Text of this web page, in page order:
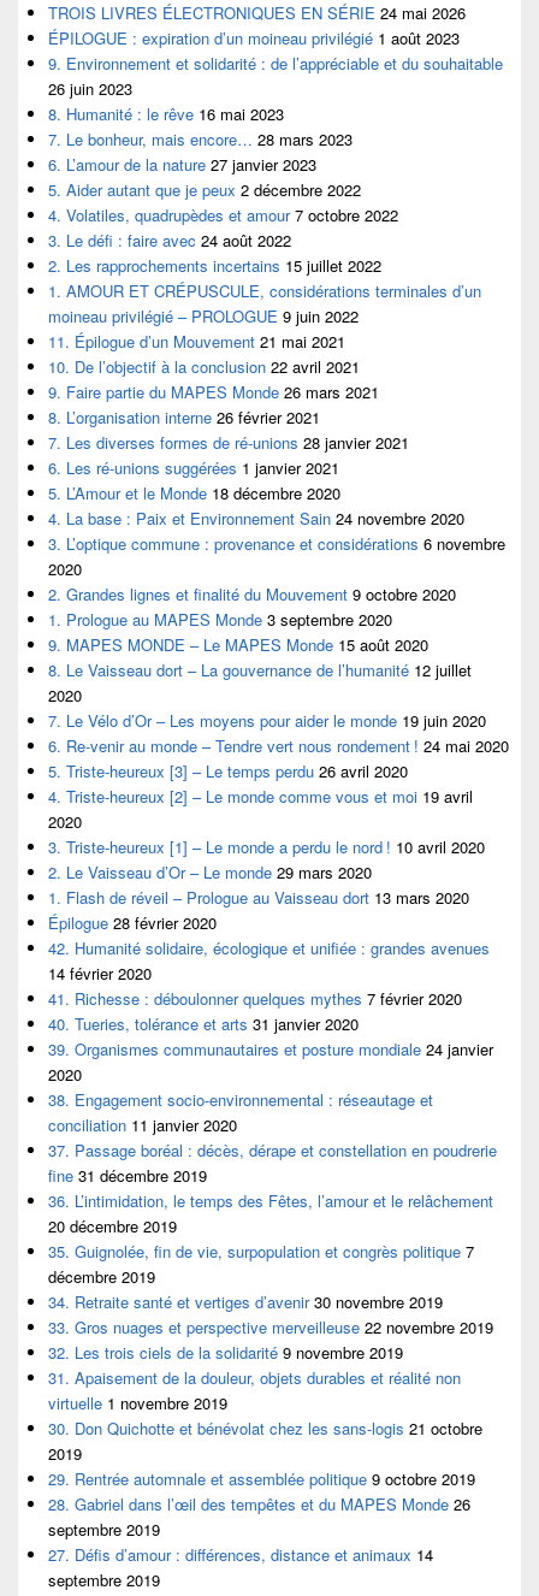
TROIS LIVRES ÉLECTRONIQUES EN SÉRIE 24 mai 2026
ÉPILOGUE : expiration d’un moineau privilégié 1 août 2023
9. Environnement et solidarité : de l’appréciable et du souhaitable
26 juin 2023
8. Humanité : le rêve 16 mai 2023
7. Le bonheur, mais encore… 28 mars 2023
6. L’amour de la nature 27 janvier 2023
5. Aider autant que je peux 2 décembre 2022
4. Volatiles, quadrupèdes et amour 7 octobre 2022
3. Le défi : faire avec 24 août 2022
2. Les rapprochements incertains 15 juillet 2022
1. AMOUR ET CRÉPUSCULE, considérations terminales d’un
moineau privilégié – PROLOGUE 9 juin 2022
11. Épilogue d’un Mouvement 21 mai 2021
10. De l’objectif à la conclusion 22 avril 2021
9. Faire partie du MAPES Monde 26 mars 2021
8. L’organisation interne 26 février 2021
7. Les diverses formes de ré-unions 28 janvier 2021
6. Les ré-unions suggérées 1 janvier 2021
5. L’Amour et le Monde 18 décembre 2020
4. La base : Paix et Environnement Sain 24 novembre 2020
3. L’optique commune : provenance et considérations 6 novembre
2020
2. Grandes lignes et finalité du Mouvement 9 octobre 2020
1. Prologue au MAPES Monde 3 septembre 2020
9. MAPES MONDE – Le MAPES Monde 15 août 2020
8. Le Vaisseau dort – La gouvernance de l’humanité 12 juillet
2020
7. Le Vélo d’Or – Les moyens pour aider le monde 19 juin 2020
6. Re-venir au monde – Tendre vert nous rondement ! 24 mai 2020
5. Triste-heureux [3] – Le temps perdu 26 avril 2020
4. Triste-heureux [2] – Le monde comme vous et moi 19 avril
2020
3. Triste-heureux [1] – Le monde a perdu le nord ! 10 avril 2020
2. Le Vaisseau d’Or – Le monde 29 mars 2020
1. Flash de réveil – Prologue au Vaisseau dort 13 mars 2020
Épilogue 28 février 2020
42. Humanité solidaire, écologique et unifiée : grandes avenues
14 février 2020
41. Richesse : déboulonner quelques mythes 7 février 2020
40. Tueries, tolérance et arts 31 janvier 2020
39. Organismes communautaires et posture mondiale 24 janvier
2020
38. Engagement socio-environnemental : réseautage et
conciliation 11 janvier 2020
37. Passage boréal : décès, dérape et constellation en poudrerie
fine 31 décembre 2019
36. L’intimidation, le temps des Fêtes, l’amour et le relâchement
20 décembre 2019
35. Guignolée, fin de vie, surpopulation et congrès politique 7
décembre 2019
34. Retraite santé et vertiges d’avenir 30 novembre 2019
33. Gros nuages et perspective merveilleuse 22 novembre 2019
32. Les trois ciels de la solidarité 9 novembre 2019
31. Apaisement de la douleur, objets durables et réalité non
virtuelle 1 novembre 2019
30. Don Quichotte et bénévolat chez les sans-logis 21 octobre
2019
29. Rentrée automnale et assemblée politique 9 octobre 2019
28. Gabriel dans l’œil des tempêtes et du MAPES Monde 26
septembre 2019
27. Défis d’amour : différences, distance et animaux 14
septembre 2019